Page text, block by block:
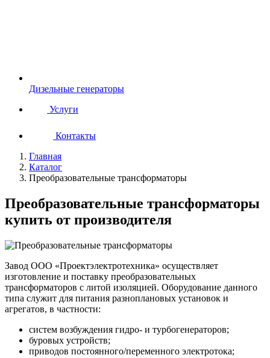
Дизельные генераторы
Услуги
Контакты
Главная
Каталог
Преобразовательные трансформаторы
Преобразовательные трансформаторы
купить от производителя
Завод ООО «Проектэлектротехника» осуществляет
изготовление и поставку преобразовательных
трансформаторов с литой изоляцией. Оборудование данного
типа служит для питания разноплановых установок и
агрегатов, в частности:
систем возбуждения гидро- и турбогенераторов;
буровых устройств;
приводов постоянного/переменного электротока;